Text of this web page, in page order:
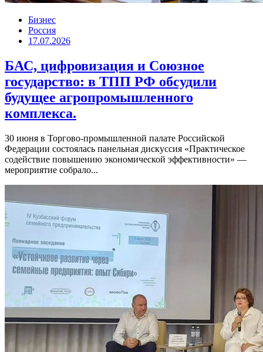
Бизнес
Россия
17.07.2026
БАС, цифровизация и Союзное
государство: в ТПП РФ обсудили
будущее агропромышленного
комплекса.
30 июня в Торгово-промышленной палате Российской
Федерации состоялась панельная дискуссия «Практическое
содействие повышению экономической эффективности» —
мероприятие собрало...